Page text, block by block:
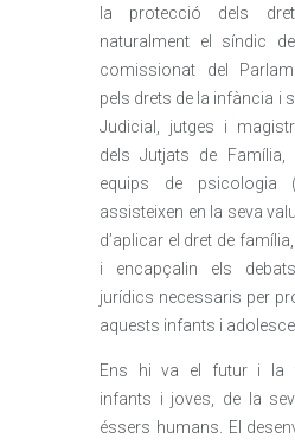
la protecció dels
naturalment el síndic
comissionat del
pels drets de la infància i
Judicial, jutges i
dels Jutjats de Família,
equips de psicologia
assisteixen en la seva
d’aplicar el dret de
i encapçalin els
jurídics necessaris per
aquests infants i
Ens hi va el futur i la
infants i joves, de la
éssers humans. El